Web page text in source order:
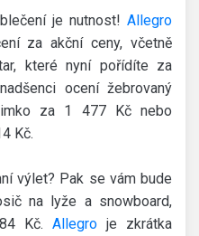
je nutnost! Allegro
za akční ceny, včetně
které nyní pořídíte za
ocení žebrovaný
za 1 477 Kč nebo
Kč.
výlet? Pak se vám bude
na lyže a snowboard,
Kč.Allegro je zkrátka